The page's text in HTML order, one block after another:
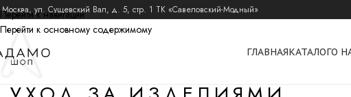
Перейти к навигации
Перейти к основному содержимому
ул. Сущевский Вал, д. 5, стр. 1 ТК «Савеловский-Модный»
ГЛАВНАЯКАТАЛОГО